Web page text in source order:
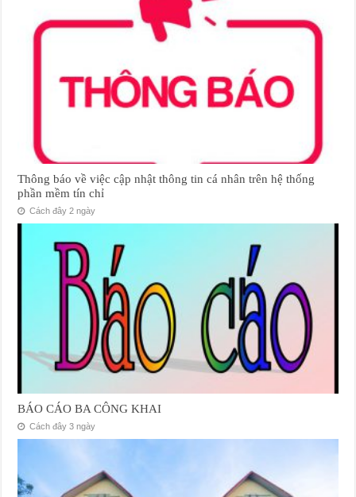
Thông báo về việc cập nhật thông tin cá nhân trên hệ thống
phần mềm tín chỉ
Cách đây 2 ngày
BÁO CÁO BA CÔNG KHAI
Cách đây 3 ngày